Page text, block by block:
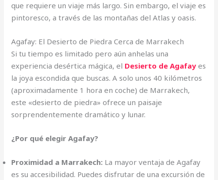
que requiere un viaje más largo. Sin embargo, el viaje es
pintoresco, a través de las montañas del Atlas y oasis.
Agafay: El Desierto de Piedra Cerca de Marrakech
Si tu tiempo es limitado pero aún anhelas una
experiencia desértica mágica, el Desierto de Agafay es
la joya escondida que buscas. A solo unos 40 kilómetros
(aproximadamente 1 hora en coche) de Marrakech,
este «desierto de piedra» ofrece un paisaje
sorprendentemente dramático y lunar.
¿Por qué elegir Agafay?
Proximidad a Marrakech: La mayor ventaja de Agafay
es su accesibilidad. Puedes disfrutar de una excursión de